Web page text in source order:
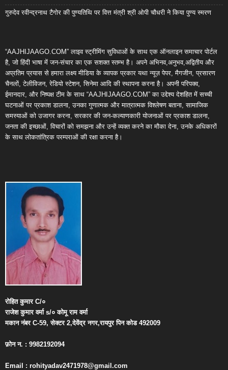
गुरुदेव रवीन्द्रनाथ टैगोर की पुण्यतिथि पर वित्त मंत्री श्री ओपी चौधरी ने किया पुण्य स्मरण
“AAJHIJAAGO.COM” लाइव स्ट्रीमिंग सुविधाओं के साथ एक ऑनलाइन समाचार पोर्टल
है, जो हिंदी भाषा में जन-संचार का एक सशक्त स्तम्भ है। अपने अभिनव,अनुभव,अद्वितीय और
अप्रतिम प्रयास से हमारा लक्ष्य मीडिया के व्यापक प्रकार यथा न्यूज़ पेपर, मैगजीन, प्रसारण
चैनलों, टेलीविजन, रेडियो स्टेशन, सिनेमा आदि की स्थापना करना है। अपनी परिपक्व,
ईमानदार, और निष्पक्ष टीम के साथ “AAJHIJAAGO.COM” का उद्देश्य देशहित में सच्ची
घटनाओं पर प्रकाश डालना, उनका गुणात्मक और मात्रात्मक विश्लेषण बताना, सामाजिक
समस्याओं को उजागर करना, सरकार की जन-कल्याणकारी योजनाओं पर प्रकाश डालना,
जनता की इच्छाओं, विचारों को समझना और उन्हें व्यक्त करने का मौका देना, उनके अधिकारों
के साथ लोकतांत्रिक परम्पराओं की रक्षा करना है।
रोहित कुमारC/०
राजेश कुमार वर्माs/० कोमू राम वर्मा
मकान नंबरC-59,सेक्टर2,देवेंद्र नगर,रायपुर पिन कोड492009
फ़ोन न. : 9982192094
Email : rohityadav2471978@gmail.com